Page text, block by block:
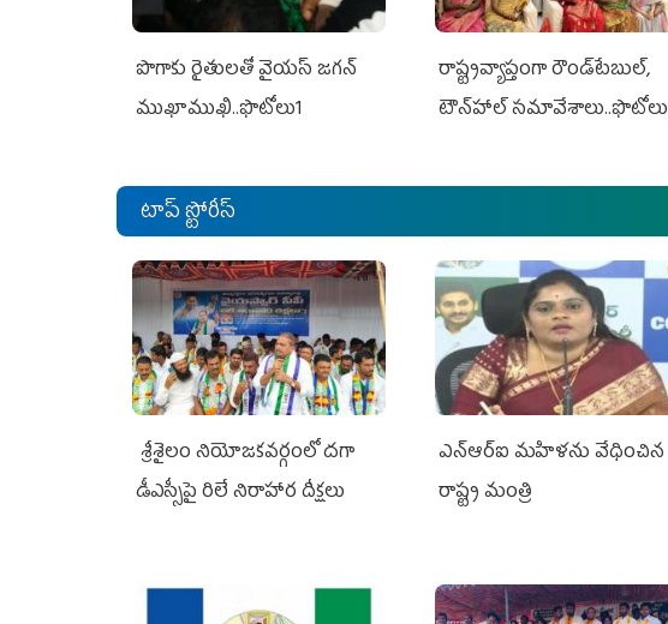
పొగాకు రైతుల‌తో వైయ‌స్ జ‌గ‌న్
ముఖాముఖి..ఫొటోలు1
రాష్ట్రవ్యాప్తంగా రౌండ్‌టేబుల్‌,
టౌన్‌హాల్‌ సమావేశాలు..ఫొటోలు
టాప్ స్టోరీస్
శ్రీశైలం నియోజకవర్గంలో దగా
డీఎస్సీపై రిలే నిరాహార దీక్షలు
ఎన్‌ఆర్‌ఐ మహిళను వేధించిన
రాష్ట్ర మంత్రి